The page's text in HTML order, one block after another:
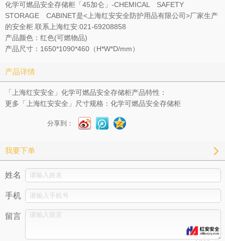
化学可燃品安全存储柜「45加仑」-CHEMICAL SAFETY
STORAGE CABINET是<上海红安安全防护用品有限公司>厂家生产
的安全柜.联系上海红安:021-69208858
产品颜色：红色(可燃物品)
产品尺寸：1650*1090*460（H*W*D/mm）
产品详情
「上海红安安全」化学可燃品安全存储柜产品特性：
更多「上海红安安全」尺寸规格：化学可燃品安全存储柜
分享到：
我要下单
姓名
手机
留言